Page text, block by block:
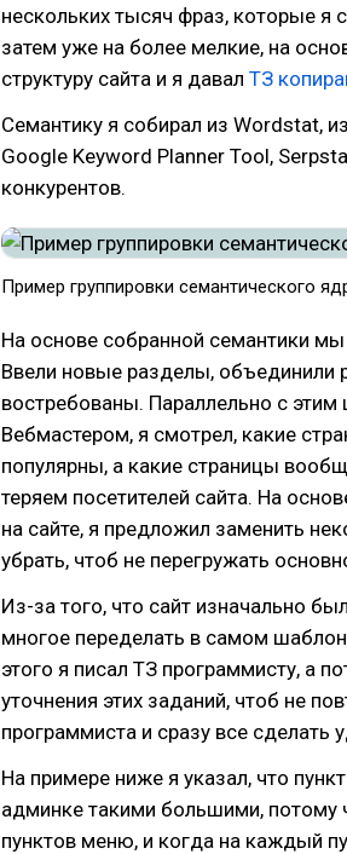
нескольких тысяч фраз, которые я
затем уже на более мелкие, на
структуру сайта и я давал ТЗ
Семантику я собирал из Wordstat,
Google Keyword Planner Tool,
конкурентов.
Пример группировки семантического
На основе собранной семантики мы
Ввели новые разделы, объединили
востребованы. Параллельно с
Вебмастером, я смотрел, какие
популярны, а какие страницы
теряем посетителей сайта. На
на сайте, я предложил заменить
убрать, чтоб не перегружать
Из-за того, что сайт изначально
многое переделать в самом
этого я писал ТЗ программисту, а
уточнения этих заданий, чтоб не
программиста и сразу все сделать
На примере ниже я указал, что
админке такими большими, потому
пунктов меню, и когда на каждый